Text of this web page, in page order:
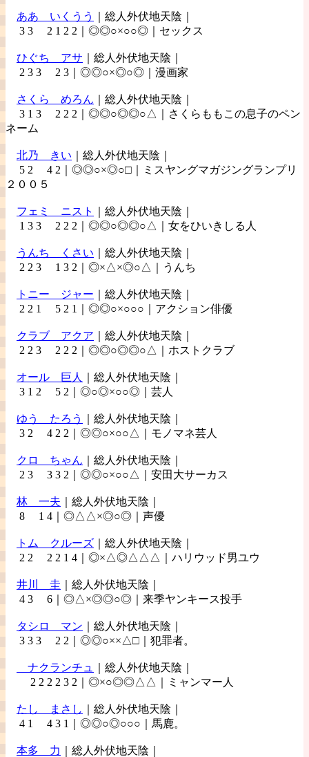
ああ いくうう
｜総人外伏地天陰｜
3 3 2 1 2 2｜◎◎○×○○◎｜セックス
ひぐち アサ ｜総人外伏地天陰｜
2 3 3 2 3｜◎◎○×◎○◎｜漫画家
さくら めろん ｜総人外伏地天陰｜
3 1 3 2 2 2｜◎◎○◎◎○△｜さくらももこの息子のペン
ネーム
北乃 きい ｜総人外伏地天陰｜
5 2 4 2｜◎◎○×◎○□｜ミスヤングマガジングランプリ
２００５
フェミ ニスト
｜総人外伏地天陰｜
1 3 3 2 2 2｜◎◎○◎◎○△｜女をひいきしる人
うんち くさい ｜総人外伏地天陰｜
2 2 3 1 3 2｜◎×△×◎○△｜うんち
トニー ジャー ｜総人外伏地天陰｜
2 2 1 5 2 1｜◎◎○×○○○｜アクション俳優
クラブ アクア ｜総人外伏地天陰｜
2 2 3 2 2 2｜◎◎○◎◎○△｜ホストクラブ
オール 巨人
｜総人外伏地天陰｜
3 1 2 5 2｜◎○◎×○○◎｜芸人
ゆう たろう
｜総人外伏地天陰｜
3 2 4 2 2｜◎◎○×○○△｜モノマネ芸人
クロ ちゃん ｜総人外伏地天陰｜
2 3 3 3 2｜◎◎○×○○△｜安田大サーカス
林 一夫 ｜総人外伏地天陰｜
8 1 4｜◎△△×◎○◎｜声優
トム クルーズ ｜総人外伏地天陰｜
2 2 2 2 1 4｜◎×△◎△△△｜ハリウッド男ユウ
井川 圭 ｜総人外伏地天陰｜
4 3 6｜◎△×◎◎○◎｜来季ヤンキース投手
タシロ マン ｜総人外伏地天陰｜
3 3 3 2 2｜◎◎○××△□｜犯罪者。
ナクランチュ
｜総人外伏地天陰｜
2 2 2 2 3 2｜◎×○◎◎△△｜ミャンマー人
たし まさし
｜総人外伏地天陰｜
4 1 4 3 1｜◎◎○◎○○○｜馬鹿。
本多 力
｜総人外伏地天陰｜